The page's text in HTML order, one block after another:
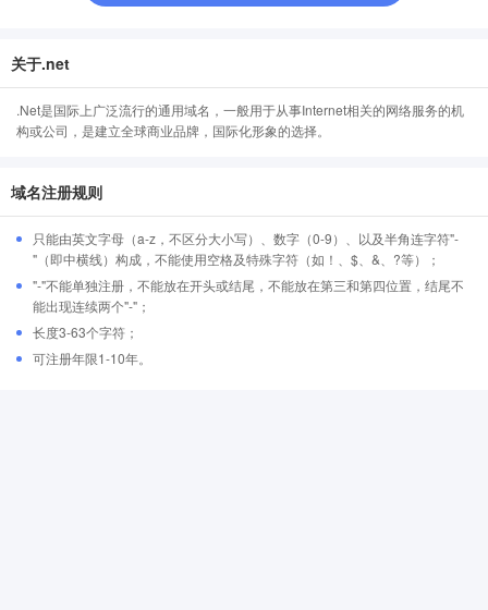
关于.net
.Net是国际上广泛流行的通用域名，一般用于从事Internet相关的网络服务的机
构或公司，是建立全球商业品牌，国际化形象的选择。
域名注册规则
只能由英文字母（a-z，不区分大小写）、数字（0-9）、以及半角连字符"-
"（即中横线）构成，不能使用空格及特殊字符（如！、$、&、?等）；
"-"不能单独注册，不能放在开头或结尾，不能放在第三和第四位置，结尾不
能出现连续两个"-"；
长度3-63个字符；
可注册年限1-10年。